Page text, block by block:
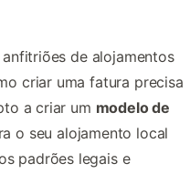
de alojamentos
criar uma fatura precisa
a criar um modelo de
o seu alojamento local
padrões legais e